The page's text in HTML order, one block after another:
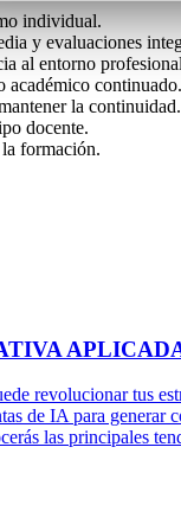
individual.
y evaluaciones
al entorno
académico continuado.
la continuidad.
docente.
formación.
revolucionar tus
de IA para
las principales